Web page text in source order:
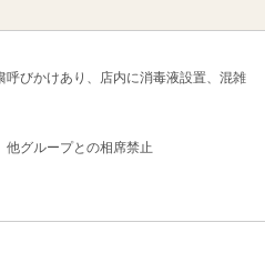
呼びかけあり、店内に消毒液設置、混雑
他グループとの相席禁止